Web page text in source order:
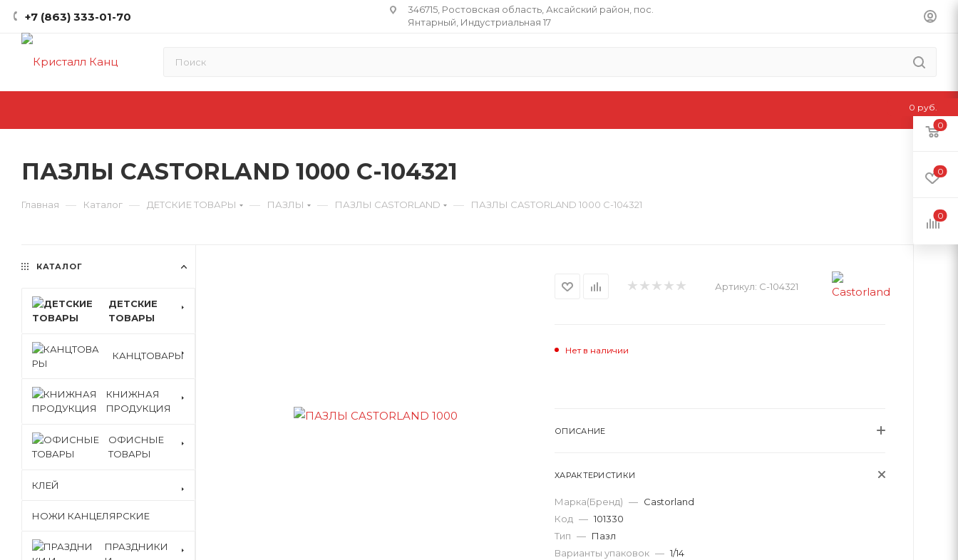
+7 (863) 333-01-70
346715, Ростовская область​, Аксайский район, пос.
Янтарный, Индустриальная 17
ПАЗЛЫ CASTORLAND 1000 C-104321
Главная — Каталог — ДЕТСКИЕ ТОВАРЫ — ПАЗЛЫ — ПАЗЛЫ CASTORLAND — ПАЗЛЫ CASTORLAND 1000 C-104321
Артикул: C-104321
Нет в наличии
ОПИСАНИЕ
ХАРАКТЕРИСТИКИ
Марка(Бренд) — Castorland
Код — 101330
Тип — Пазл
Варианты упаковок — 1/14
КАТАЛОГ
ДЕТСКИЕ
ТОВАРЫ
КАНЦТОВАРЫ
КНИЖНАЯ
ПРОДУКЦИЯ
ОФИСНЫЕ
ТОВАРЫ
КЛЕЙ
НОЖИ КАНЦЕЛЯРСКИЕ
ПРАЗДНИКИ
0
0
0
0 руб.